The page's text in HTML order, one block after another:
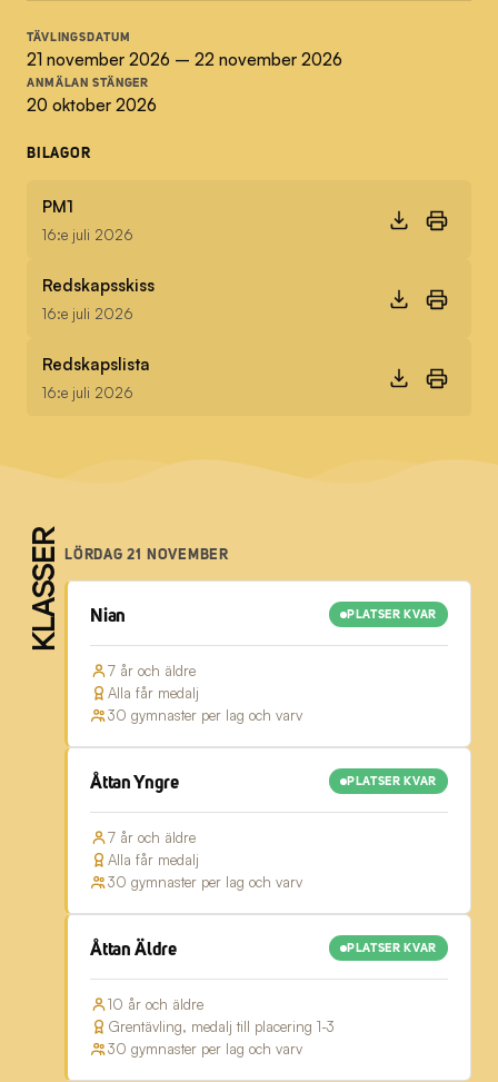
TÄVLINGSDATUM
21 november 2026 – 22 november 2026
ANMÄLAN STÄNGER
20 oktober 2026
BILAGOR
PM1
16:e juli 2026
Redskapsskiss
16:e juli 2026
Redskapslista
16:e juli 2026
KLASSER LÖRDAG 21 NOVEMBER
Nian PLATSER KVAR
7 år och äldre
Alla får medalj
30 gymnaster per lag och varv
Åttan Yngre PLATSER KVAR
7 år och äldre
Alla får medalj
30 gymnaster per lag och varv
Åttan Äldre PLATSER KVAR
10 år och äldre
Grentävling, medalj till placering 1-3
30 gymnaster per lag och varv